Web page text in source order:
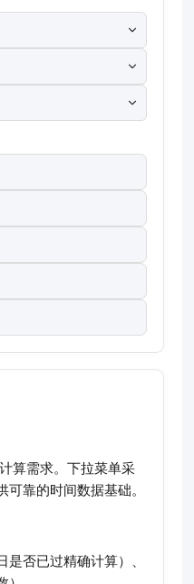
算需求。下拉菜单采
靠的时间数据基础。
否已过精确计算）、